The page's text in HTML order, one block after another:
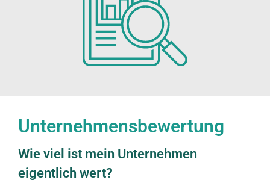
Unternehmensbewertung
Wie viel ist mein Unternehmen
eigentlich wert?